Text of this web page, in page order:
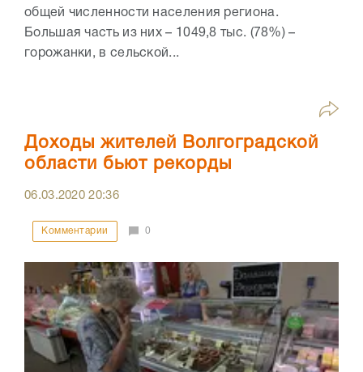
общей численности населения региона.
Большая часть из них – 1049,8 тыс. (78%) –
горожанки, в сельской...
Доходы жителей Волгоградской
области бьют рекорды
06.03.202020:36
Комментарии 0